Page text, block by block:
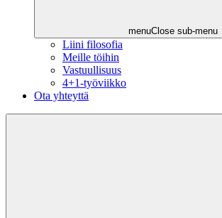
menuClose sub-menu
Liini filosofia
Meille töihin
Vastuullisuus
4+1-työviikko
Ota yhteyttä